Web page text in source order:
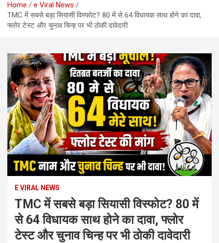
Home
e Viral News
TMC में सबसे बड़ा सियासी विस्फोट? 80 में से 64 विधायक साथ होने का दावा,
फ्लोर टेस्ट और चुनाव चिन्ह पर भी ठोकी दावेदारी
E VIRAL NEWS
TMC में सबसे बड़ा सियासी विस्फोट? 80 में
से 64 विधायक साथ होने का दावा, फ्लोर
टेस्ट और चुनाव चिन्ह पर भी ठोकी दावेदारी